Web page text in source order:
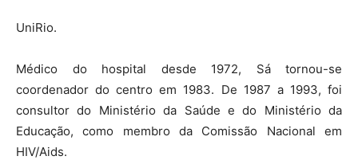
UniRio.
Médico do hospital desde 1972, Sá tornou-se
coordenador do centro em 1983. De 1987 a 1993, foi
consultor do Ministério da Saúde e do Ministério da
Educação, como membro da Comissão Nacional em
HIV/Aids.